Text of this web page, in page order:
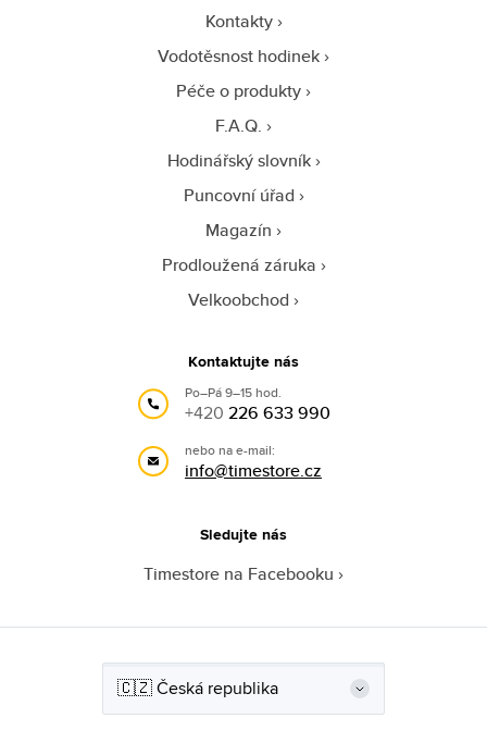
Kontakty
Vodotěsnost hodinek
Péče o produkty
F.A.Q.
Hodinářský slovník
Puncovní úřad
Magazín
Prodloužená záruka
Velkoobchod
Kontaktujte nás
Po–Pá 9–15 hod.
+420 226 633 990
nebo na e-mail:
info@timestore.cz
Sledujte nás
Timestore na Facebooku